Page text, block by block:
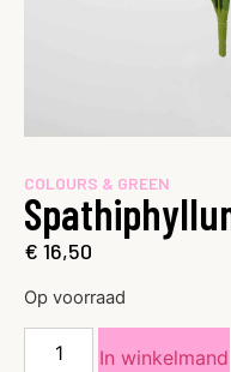
COLOURS & GREEN
€ 16,50
Op voorraad
In winkelmand